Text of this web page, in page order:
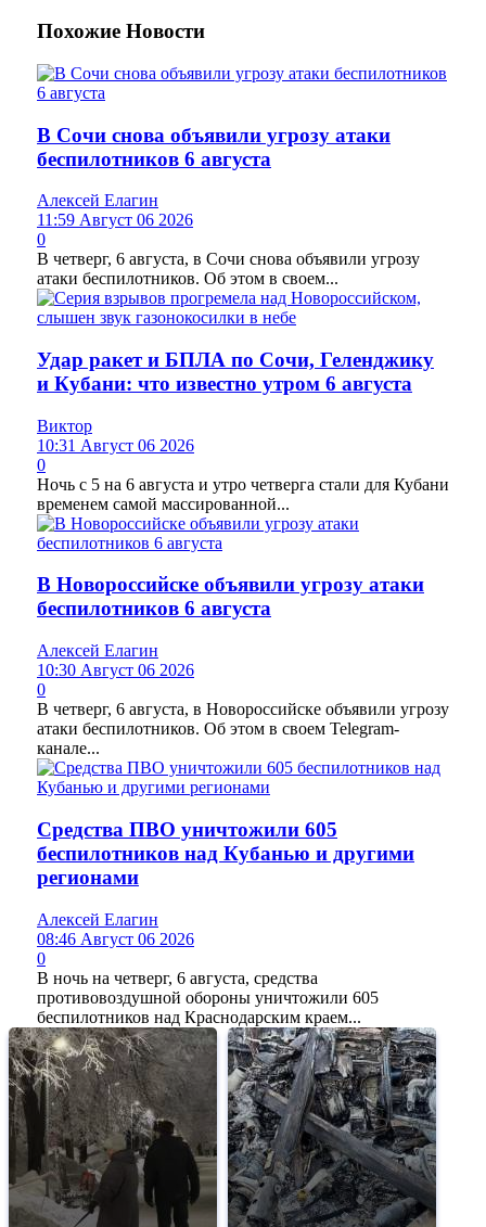
Похожие Новости
В Сочи снова объявили угрозу атаки
беспилотников 6 августа
Алексей Елагин
11:59 Август 06 2026
0
В четверг, 6 августа, в Сочи снова объявили угрозу
атаки беспилотников. Об этом в своем...
Удар ракет и БПЛА по Сочи, Геленджику
и Кубани: что известно утром 6 августа
Виктор
10:31 Август 06 2026
0
Ночь с 5 на 6 августа и утро четверга стали для Кубани
временем самой массированной...
В Новороссийске объявили угрозу атаки
беспилотников 6 августа
Алексей Елагин
10:30 Август 06 2026
0
В четверг, 6 августа, в Новороссийске объявили угрозу
атаки беспилотников. Об этом в своем Telegram-
канале...
Средства ПВО уничтожили 605
беспилотников над Кубанью и другими
регионами
Алексей Елагин
08:46 Август 06 2026
0
В ночь на четверг, 6 августа, средства
противовоздушной обороны уничтожили 605
беспилотников над Краснодарским краем...